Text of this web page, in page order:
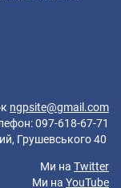
ngpsite@gmail.com
097-618-67-71
Грушевського 40
Ми на Twitter
Ми на YouTube